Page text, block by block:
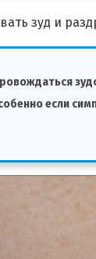
зуд и
если